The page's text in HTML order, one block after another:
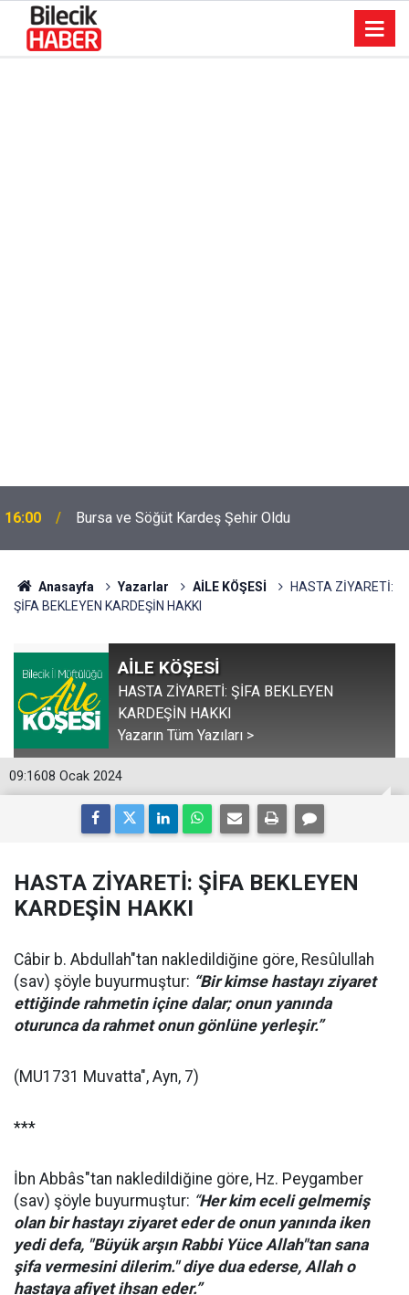
16:00 Bursa ve Söğüt Kardeş Şehir Oldu
Anasayfa Yazarlar AİLE KÖŞESİ
HASTA ZİYARETİ:
ŞİFA BEKLEYEN KARDEŞİN HAKKI
AİLE KÖŞESİ
HASTA ZİYARETİ: ŞİFA BEKLEYEN
KARDEŞİN HAKKI
Yazarın Tüm Yazıları >
09:1608 Ocak 2024
HASTA ZİYARETİ: ŞİFA BEKLEYEN
KARDEŞİN HAKKI
Câbir b. Abdullah"tan nakledildiğine göre, Resûlullah
(sav) şöyle buyurmuştur: “Bir kimse hastayı ziyaret
ettiğinde rahmetin içine dalar; onun yanında
oturunca da rahmet onun gönlüne yerleşir.”
(MU1731 Muvatta", Ayn, 7)
***
İbn Abbâs"tan nakledildiğine göre, Hz. Peygamber
(sav) şöyle buyurmuştur: “Her kim eceli gelmemiş
olan bir hastayı ziyaret eder de onun yanında iken
yedi defa, "Büyük arşın Rabbi Yüce Allah"tan sana
şifa vermesini dilerim." diye dua ederse, Allah o
hastaya afiyet ihsan eder.”